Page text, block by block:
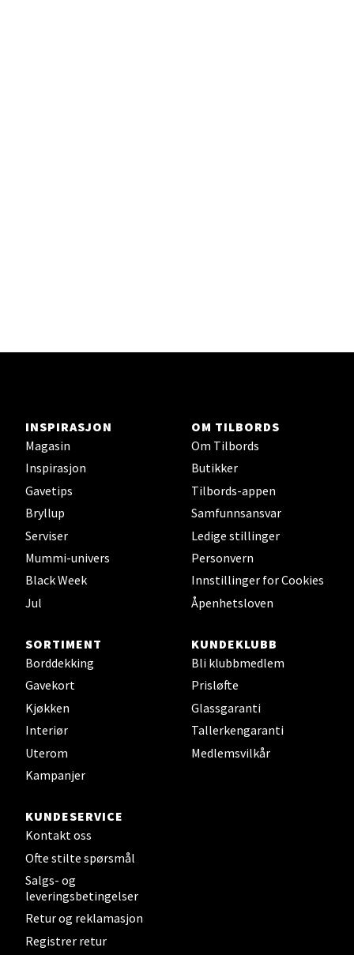
INSPIRASJON
Magasin
Inspirasjon
Gavetips
Bryllup
Serviser
Mummi-univers
Black Week
Jul
OM TILBORDS
Om Tilbords
Butikker
Tilbords-appen
Samfunnsansvar
Ledige stillinger
Personvern
Innstillinger for Cookies
Åpenhetsloven
SORTIMENT
Borddekking
Gavekort
Kjøkken
Interiør
Uterom
Kampanjer
KUNDEKLUBB
Bli klubbmedlem
Prisløfte
Glassgaranti
Tallerkengaranti
Medlemsvilkår
KUNDESERVICE
Kontakt oss
Ofte stilte spørsmål
Salgs- og
leveringsbetingelser
Retur og reklamasjon
Registrer retur